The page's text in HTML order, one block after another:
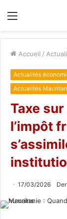
Menu
Accueil /
Actualités
Actualités
Taxe
l’impôt
17/03/2026